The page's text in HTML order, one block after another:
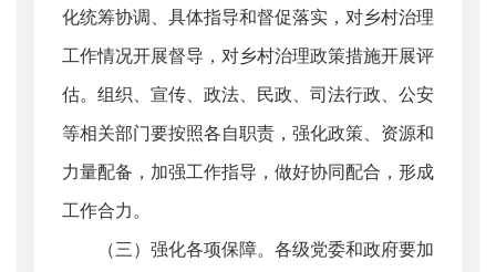
化统筹协调、具体指导和督促落实，对乡村治理
工作情况开展督导，对乡村治理政策措施开展评
估。组织、宣传、政法、民政、司法行政、公安
等相关部门要按照各自职责，强化政策、资源和
力量配备，加强工作指导，做好协同配合，形成
工作合力。
（三）强化各项保障。各级党委和政府要加